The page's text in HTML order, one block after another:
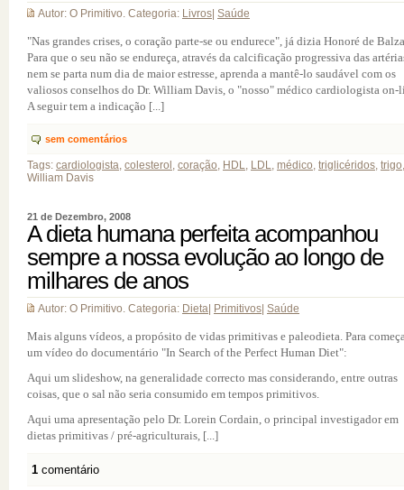
Autor: O Primitivo. Categoria: Livros Saúde
"Nas grandes crises, o coração parte-se ou endurece", já dizia Honoré de
Para que o seu não se endureça, através da calcificação progressiva das
nem se parta num dia de maior estresse, aprenda a mantê-lo saudável com os
valiosos conselhos do Dr. William Davis, o "nosso" médico cardiologista on-
A seguir tem a indicação [...]
sem comentários
Tags: cardiologista, colesterol , coração, HDL, LDL, médico, triglicéridos, trigo,
William Davis
21 de Dezembro, 2008
A dieta humana perfeita acompanhou
sempre a nossa evolução ao longo de
milhares de anos
Autor: O Primitivo. Categoria: Dieta Primitivos Saúde
Mais alguns vídeos, a propósito de vidas primitivas e paleodieta. Para
um vídeo do documentário "In Search of the Perfect Human Diet":
Aqui um slideshow, na generalidade correcto mas considerando, entre outras
coisas, que o sal não seria consumido em tempos primitivos.
Aqui uma apresentação pelo Dr. Lorein Cordain, o principal investigador em
dietas primitivas / pré-agriculturais, [...]
1 comentário